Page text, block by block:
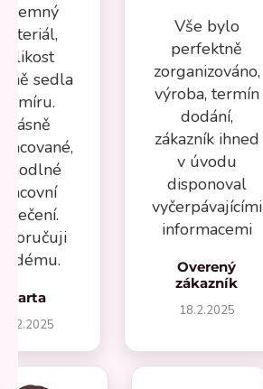
sedla
míru.
Krásně
Marta
Vše bylo
perfektně
zorganizováno,
výroba, termín
dodání,
zákazník ihned
v úvodu
disponoval
vyčerpávajícími
informacemi
Overený
zákazník
18.2.2025